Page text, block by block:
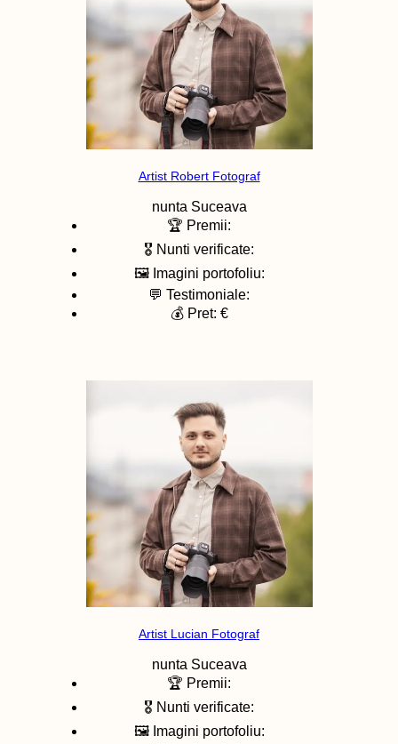
Artist Robert Fotograf
nunta Suceava
🏆 Premii:
🎖️ Nunti verificate:
🖼️ Imagini portofoliu:
💬 Testimoniale:
💰 Pret: €
Artist Lucian Fotograf
nunta Suceava
🏆 Premii:
🎖️ Nunti verificate:
🖼️ Imagini portofoliu: